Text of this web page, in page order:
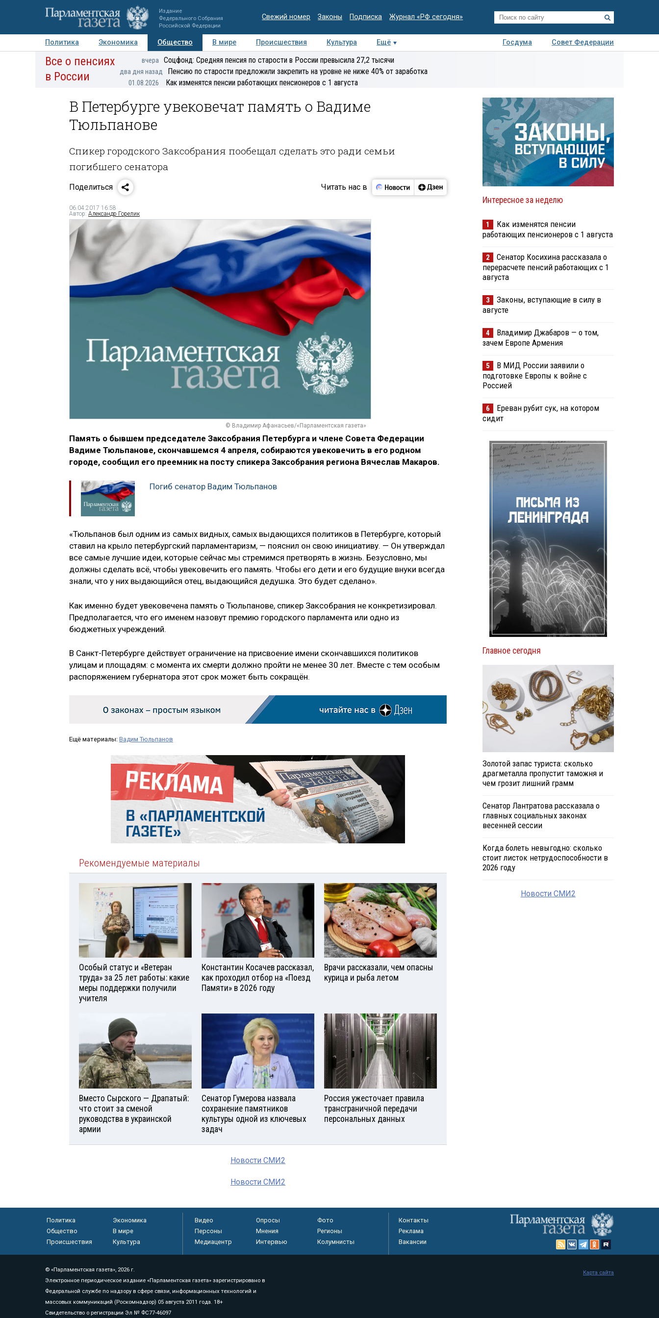
Издание
Федерального Собрания
Российской Федерации
Свежий номер Законы Подписка Журнал «РФ сегодня»
Политика Экономика Общество В мире Происшествия Культура Ещё Госдума
Совет Федерации
Авторы Персоны Мнения Регионы Медиацентр Интервью Колумнисты
экспертиза
Все о пенсиях
в России
вчера Соцфонд: Средняя пенсия по старости в России превысила 27,2 тысячи
два дня назад Пенсию по старости предложили закрепить на уровне не ниже 40% от заработка
01.08.2026 Как изменятся пенсии работающих пенсионеров с 1 августа
В Петербурге увековечат память о Вадиме
Тюльпанове
Спикер городского Заксобрания пообещал сделать это ради семьи
погибшего сенатора
Поделиться Читать нас в
06.04.2017 16:58
Автор: Александр Горелик
© Владимир Афанасьев/«Парламентская газета»
Память о бывшем председателе Заксобрания Петербурга и члене Совета Федерации
Вадиме Тюльпанове, скончавшемся 4 апреля, собираются увековечить в его родном
городе, сообщил его преемник на посту спикера Заксобрания региона Вячеслав Макаров.
Погиб сенатор Вадим Тюльпанов
«Тюльпанов был одним из самых видных, самых выдающихся политиков в Петербурге, который
ставил на крыло петербургский парламентаризм, — пояснил он свою инициативу. — Он утверждал
все самые лучшие идеи, которые сейчас мы стремимся претворять в жизнь. Безусловно, мы
должны сделать всё, чтобы увековечить его память. Чтобы его дети и его будущие внуки всегда
знали, что у них выдающийся отец, выдающийся дедушка. Это будет сделано».
Как именно будет увековечена память о Тюльпанове, спикер Заксобрания не конкретизировал.
Предполагается, что его именем назовут премию городского парламента или одно из
бюджетных учреждений.
В Санкт-Петербурге действует ограничение на присвоение имени скончавшихся политиков
улицам и площадям: с момента их смерти должно пройти не менее 30 лет. Вместе с тем особым
распоряжением губернатора этот срок может быть сокращён.
Ещё материалы: Вадим Тюльпанов
Рекомендуемые материалы
Особый статус и «Ветеран
труда» за 25 лет работы: какие
меры поддержки получили
учителя
Константин Косачев рассказал,
как проходил отбор на «Поезд
Памяти» в 2026 году
Врачи рассказали, чем опасны
курица и рыба летом
Вместо Сырского — Драпатый:
что стоит за сменой
руководства в украинской
армии
Сенатор Гумерова назвала
сохранение памятников
культуры одной из ключевых
задач
Россия ужесточает правила
трансграничной передачи
персональных данных
Новости СМИ2
Новости СМИ2
Интересное за неделю
1
Как изменятся пенсии
работающих пенсионеров с 1 августа
2
Сенатор Косихина рассказала о
перерасчете пенсий работающих с 1
августа
3
Законы, вступающие в силу в
августе
4
Владимир Джабаров — о том,
зачем Европе Армения
5
В МИД России заявили о
подготовке Европы к войне с
Россией
6
Ереван рубит сук, на котором
сидит
Главное сегодня
Золотой запас туриста: сколько
драгметалла пропустит таможня и
чем грозит лишний грамм
Сенатор Лантратова рассказала о
главных социальных законах
весенней сессии
Когда болеть невыгодно: сколько
стоит листок нетрудоспособности в
2026 году
Новости СМИ2
Политика
Экономика
Общество
В мире
Происшествия
Культура
Видео Опросы
Фото
Персоны
Мнения
Регионы
Медиацентр
Интервью Колумнисты
Контакты
Реклама
Вакансии
© «Парламентская газета», 2026 г.
Электронное периодическое издание «Парламентская газета» зарегистрировано в
Федеральной службе по надзору в сфере связи, информационных технологий и
массовых коммуникаций (Роскомнадзор) 05 августа 2011 года. 18+
Свидетельство о регистрации Эл № ФС77-46097
Карта сайта